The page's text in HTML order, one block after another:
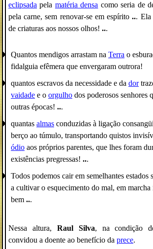
eclipsada pela matéria densa como seria de
pela carne, sem renovar-se em espírito... Ela
de criaturas aos nossos olhos! ...
Quantos mendigos arrastam na Terra o
fidalguia efêmera que envergaram outrora!
quantos escravos da necessidade e da dor
vaidade e o orgulho dos poderosos senhores
outras épocas! ...
quantas almas conduzidas à ligação
berço ao túmulo, transportando quistos
ódio aos próprios parentes, que lhes foram
existências pregressas! ...
Todos podemos cair em semelhantes estados
a cultivar o esquecimento do mal, em marcha
bem ...
Nessa altura, Raul Silva, na condição
convidou a doente ao benefício da prece.